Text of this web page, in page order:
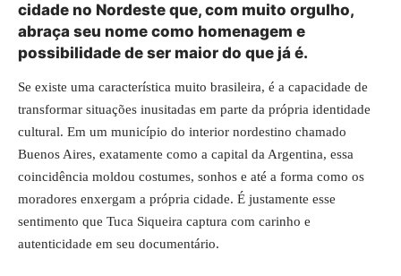
cidade no Nordeste que, com muito orgulho,
abraça seu nome como homenagem e
possibilidade de ser maior do que já é.
Se existe uma característica muito brasileira, é a capacidade de
transformar situações inusitadas em parte da própria identidade
cultural. Em um município do interior nordestino chamado
Buenos Aires, exatamente como a capital da Argentina, essa
coincidência moldou costumes, sonhos e até a forma como os
moradores enxergam a própria cidade. É justamente esse
sentimento que Tuca Siqueira captura com carinho e
autenticidade em seu documentário.